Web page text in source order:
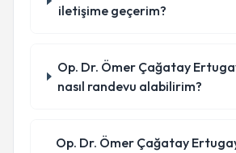
iletişime geçerim?
Op. Dr. Ömer Çağatay
nasıl randevu alabilirim?
Op. Dr. Ömer Çağatay